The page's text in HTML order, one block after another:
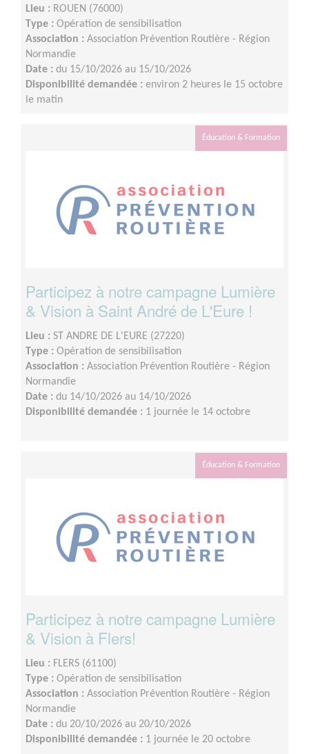
Lieu : ROUEN (76000)
Type : Opération de sensibilisation
Association : Association Prévention Routière - Région
Normandie
Date : du 15/10/2026 au 15/10/2026
Disponibilité demandée : environ 2 heures le 15 octobre
le matin
Éducation & Formation
Participez à notre campagne Lumière
& Vision à Saint André de L'Eure !
Lieu : ST ANDRE DE L'EURE (27220)
Type : Opération de sensibilisation
Association : Association Prévention Routière - Région
Normandie
Date : du 14/10/2026 au 14/10/2026
Disponibilité demandée : 1 journée le 14 octobre
Éducation & Formation
Participez à notre campagne Lumière
& Vision à Flers!
Lieu : FLERS (61100)
Type : Opération de sensibilisation
Association : Association Prévention Routière - Région
Normandie
Date : du 20/10/2026 au 20/10/2026
Disponibilité demandée : 1 journée le 20 octobre